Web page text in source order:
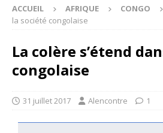
ACCUEIL AFRIQUE CONGO
la société congolaise
La colère s’étend
congolaise
31 juillet 2017 Alencontre 1